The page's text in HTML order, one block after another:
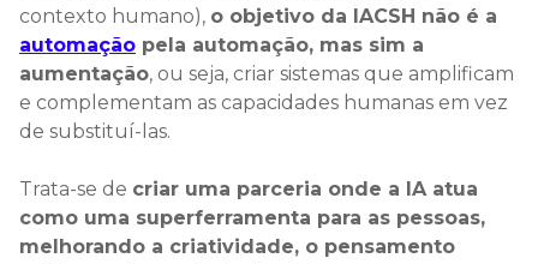
contexto humano), o objetivo da IACSH não é a
automação pela automação, mas sim a
aumentação, ou seja, criar sistemas que amplificam
e complementam as capacidades humanas em vez
de substituí-las.
Trata-se de criar uma parceria onde a IA atua
como uma superferramenta para as pessoas,
melhorando a criatividade, o pensamento